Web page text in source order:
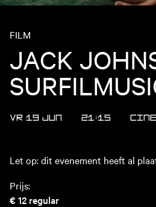
FILM
JACK
VR 19 JUN 21:15
Let op: dit evenement heeft al
Prijs:
€ 12 regular